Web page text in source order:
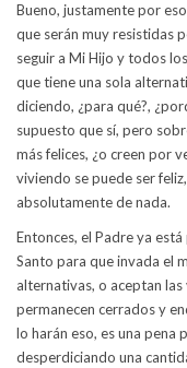
Bueno, justamente por
que serán muy resistidas
seguir a Mi Hijo y todos
que tiene una sola
diciendo, ¿para qué?,
supuesto que sí, pero
más felices, ¿o creen por
viviendo se puede ser
absolutamente de nada.
Entonces, el Padre ya
Santo para que invada el
alternativas, o aceptan
permanecen cerrados y
lo harán eso, es una pena
desperdiciando una